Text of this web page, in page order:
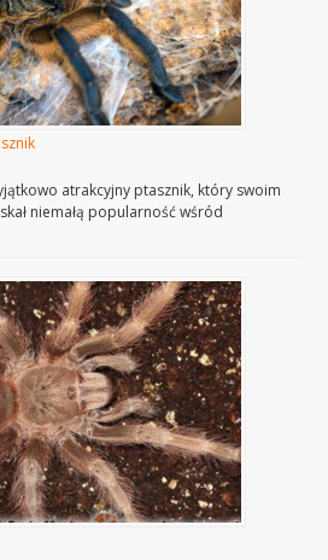
atrakcyjny ptasznik, który swoim
niemałą popularność wśród